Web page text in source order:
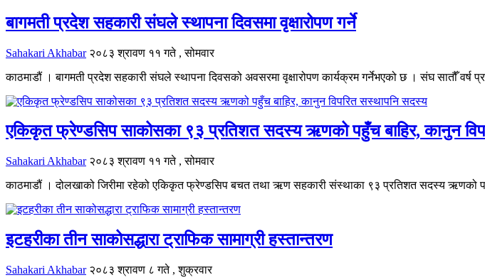
बागमती प्रदेश सहकारी संघले स्थापना दिवसमा वृक्षारोपण गर्ने
Sahakari Akhabar २०८३ श्रावण ११ गते , सोमवार
काठमाडौं । बागमती प्रदेश सहकारी संघले स्थापना दिवसको अवसरमा वृक्षारोपण कार्यक्रम गर्नेभएको छ । संघ सातौँ
एकिकृत फ्रेण्डसिप साकोसका ९३ प्रतिशत सदस्य ऋणको पहुँच बाहिर, कानुन
Sahakari Akhabar २०८३ श्रावण ११ गते , सोमवार
काठमाडौं । दोलखाको जिरीमा रहेको एकिकृत फ्रेण्डसिप बचत तथा ऋण सहकारी संस्थाका ९३ प्रतिशत सदस्य
इटहरीका तीन साकोसद्धारा ट्राफिक सामाग्री हस्तान्तरण
Sahakari Akhabar २०८३ श्रावण ८ गते , शुक्रवार